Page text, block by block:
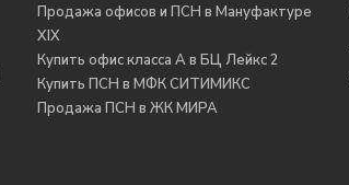
Продажа офисов и ПСН в Мануфактуре
XIX
Купить офис класса А в БЦ Лейкс 2
Купить ПСН в МФК СИТИМИКС
Продажа ПСН в ЖК МИРА